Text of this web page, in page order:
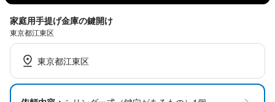
家庭用手提げ金庫の鍵開け
東京都江東区
東京都江東区